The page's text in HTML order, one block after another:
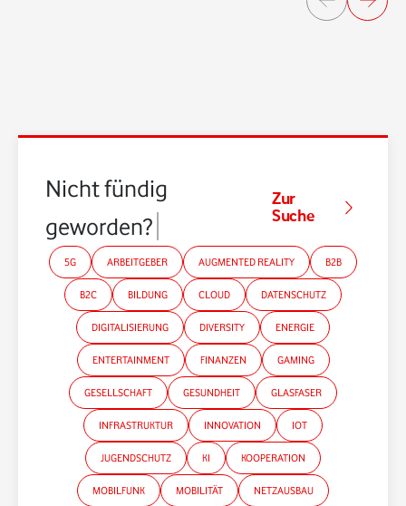
Nicht fündig
geworden?
Zur
Suche
5G ARBEITGEBER AUGMENTED REALITY B2B
B2C BILDUNG CLOUD DATENSCHUTZ
DIGITALISIERUNG DIVERSITY ENERGIE
ENTERTAINMENT FINANZEN GAMING
GESELLSCHAFT GESUNDHEIT GLASFASER
INFRASTRUKTUR INNOVATION IOT
JUGENDSCHUTZ KI KOOPERATION
MOBILFUNK MOBILITÄT NETZAUSBAU